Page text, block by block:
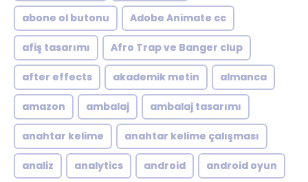
abone ol butonu Adobe Animate cc
afiş tasarımı Afro Trap ve Banger clup
after effects akademik metin almanca
amazon ambalaj ambalaj tasarımı
anahtar kelime anahtar kelime çalışması
analiz analytics android android oyun